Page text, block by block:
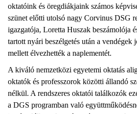
oktatóink és öregdiákjaink számos
szünet előtti utolsó nagy Corvinus DSG
igazgatója, Loretta Huszak beszámolója
tartott nyári beszélgetés után a vendégek
mellett élvezhették a naplementét.
A kiváló nemzetközi egyetemi oktatás
oktatók és professzorok közötti állandó
nélkül. A rendszeres oktatói találkozók
a DGS programban való